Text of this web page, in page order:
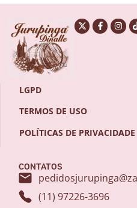
LGPD
TERMOS DE USO
POLÍTICAS DE PRIVACIDADE
CONTATOS
(11) 97226-3696